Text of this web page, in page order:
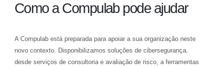
Como a Compulab pode ajudar
A Compulab está preparada para apoiar a sua organização neste
novo contexto. Disponibilizamos soluções de cibersegurança,
desde serviços de consultoria e avaliação de risco, a ferramentas